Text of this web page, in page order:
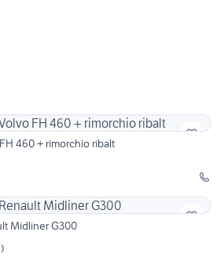
460 + rimorchio ribalt
Midliner G300
)